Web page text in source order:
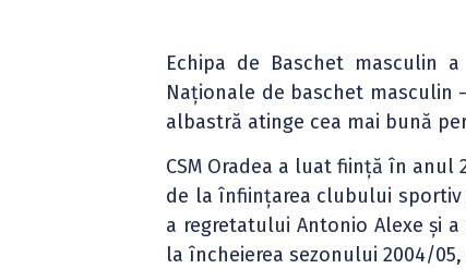
Echipa de Baschet masculin a
Naționale de baschet masculin
albastră atinge cea mai bună
CSM Oradea a luat ființă în
de la înființarea clubului sportiv
a regretatului Antonio Alexe și
la încheierea sezonului 2004/